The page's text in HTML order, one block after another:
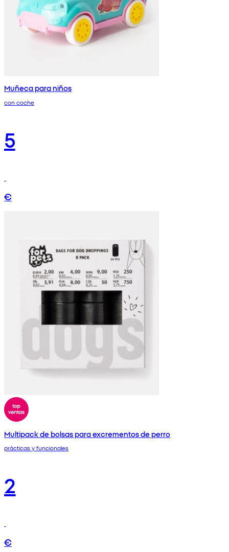
Muñeca para niños
con coche
5
€
Multipack de bolsas para excrementos de perro
prácticas y funcionales
2
€